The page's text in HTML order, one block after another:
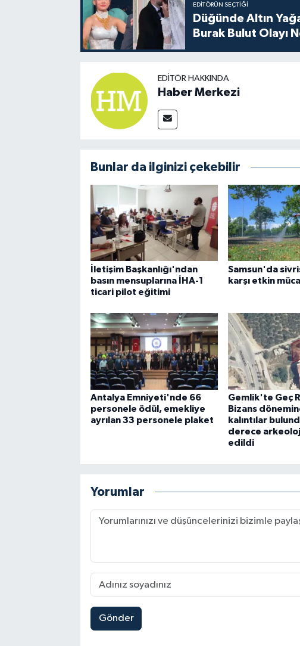
EDITÖRÜN SEÇTIĞI
Düğünde Altın
Burak Bulut Olayı
EDITÖR HAKKINDA
Haber Merkezi
Bunlar da ilginizi çekebilir
İletişim Başkanlığı'ndan
basın mensuplarına İHA-1
ticari pilot eğitimi
Samsun'da
karşı etkin
Antalya Emniyeti'nde 66
personele ödül, emekliye
ayrılan 33 personele plaket
Gemlik'te Geç
Bizans
kalıntılar
derece
edildi
Yorumlar
Gönder